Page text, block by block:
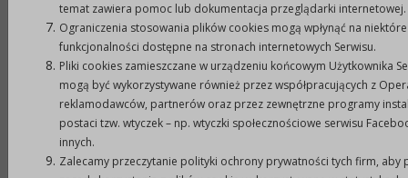
Termin realizacji zadań: od dnia podpisania umowy
do dnia15.12.2010 r.
Podmiot składający ofertę winien wykonywać
zadanie samodzielnie, posiadać kadrę i zaplecze
odpowiednie do realizacji zadania, posiadać
doświadczenie w realizacji określonego typu
zadania oraz zobowiązać się do wyodrębnienia w
temat zawiera pomoc lub dokumentacja przeglądarki internetowej.
Ograniczenia stosowania plików cookies mogą wpłynąć na niektóre
funkcjonalności dostępne na stronach internetowych Serwisu.
Pliki cookies zamieszczane w urządzeniu końcowym Użytkownika
mogą być wykorzystywane również przez współpracujących z
reklamodawców, partnerów oraz przez zewnętrzne programy
postaci tzw. wtyczek – np. wtyczki społecznościowe serwisu
innych.
Zalecamy przeczytanie polityki ochrony prywatności tych firm, aby